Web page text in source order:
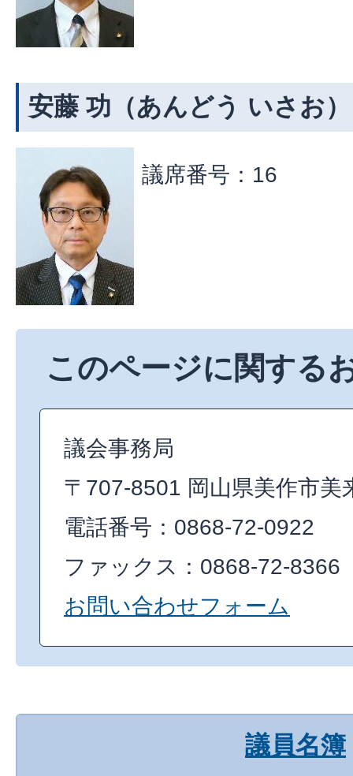
安藤 功（あんどう いさお）
議席番号：16
このページに関する
議会事務局
〒707-8501 岡山県美作市美
電話番号：0868-72-0922
ファックス：0868-72-8366
お問い合わせフォーム
議員名簿